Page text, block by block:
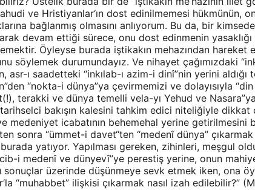
ve Hristiyanlar‘ın dost edinilmemesi hükmünün,
bağlanmış olmasını anlıyorum. Bu da, bir
devam ettiği sürece, onu dost edinmenin yasaklığı
Öyleyse burada iştikakın mehazından hareket
söylemek durumundayız. Ve nihayet çağımızdaki
asr-ı saadetteki “inkılab-ı azim-i dinî”nin yerini
“nokta-i dünya”ya çevirmemizi ve dolayısıyla
terakki ve dünya temelli vela-yı Yehud ve
bakışın kalesini tahkim edici niteliğiyle dikkat
medeniyet icabatının behemehal yerine getirilmesini
sonra “ümmet-i davet“ten “medenî dünya”
yatıyor. Yapılması gereken, zihinleri, meşgul
i medenî ve dünyevî”ye perestiş yerine, onun
üzerinde düşünmeye sevk etmek iken, ona
“muhabbet” ilişkisi çıkarmak nasıl izah edilebilir?”